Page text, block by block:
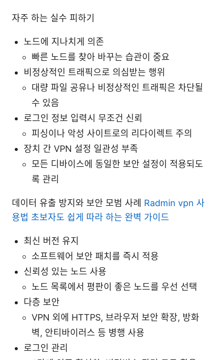
자주 하는 실수 피하기
노드에 지나치게 의존
빠른 노드를 찾아 바꾸는 습관이 중요
비정상적인 트래픽으로 의심받는 행위
대량 파일 공유나 비정상적인 트래픽은 차단될
수 있음
로그인 정보 입력시 무조건 신뢰
피싱이나 악성 사이트로의 리다이렉트 주의
장치 간 VPN 설정 일관성 부족
모든 디바이스에 동일한 보안 설정이 적용되도
록 관리
데이터 유출 방지와 보안 모범 사례 Radmin vpn 사
용법 초보자도 쉽게 따라 하는 완벽 가이드
최신 버전 유지
소프트웨어 보안 패치를 즉시 적용
신뢰성 있는 노드 사용
노드 목록에서 평판이 좋은 노드를 우선 선택
다층 보안
VPN 외에 HTTPS, 브라우저 보안 확장, 방화
벽, 안티바이러스 등 병행 사용
로그인 관리